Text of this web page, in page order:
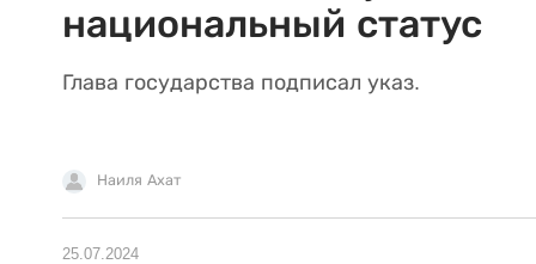
национальный статус
Глава государства подписал указ.
Наиля Ахат
25.07.2024